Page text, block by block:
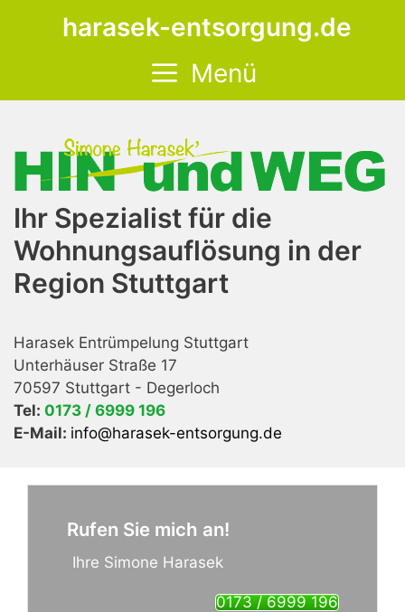
harasek-entsorgung.de
Menü
Ihr Spezialist für die
Wohnungsauflösung in der
Region Stuttgart
Harasek Entrümpelung Stuttgart
Unterhäuser Straße 17
70597 Stuttgart - Degerloch
Tel: 0173 / 6999 196
E-Mail: info@harasek-entsorgung.de
Rufen Sie mich an!
Ihre Simone Harasek
0173 / 6999 196